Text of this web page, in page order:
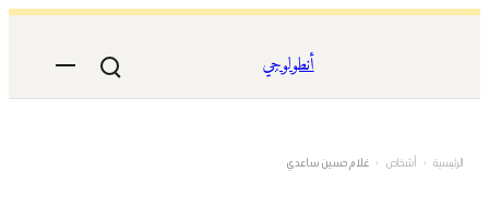
المحتوى
أنطولوجي
الرئيسية › أشخاص › غلام حسين ساعدي